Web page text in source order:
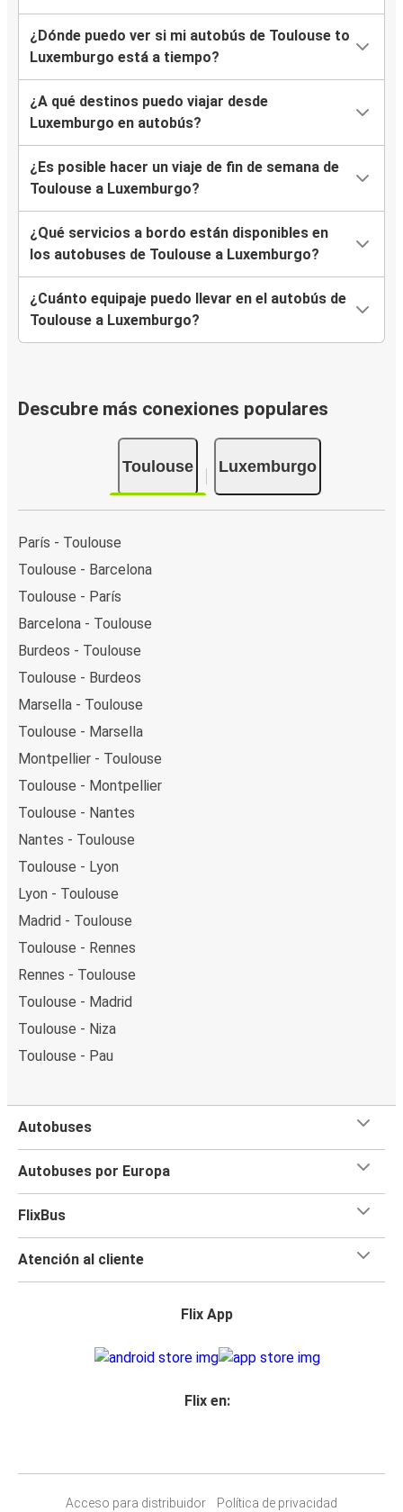
¿Dónde puedo ver si mi autobús de Toulouse to
Luxemburgo está a tiempo?
¿A qué destinos puedo viajar desde
Luxemburgo en autobús?
¿Es posible hacer un viaje de fin de semana de
Toulouse a Luxemburgo?
¿Qué servicios a bordo están disponibles en
los autobuses de Toulouse a Luxemburgo?
¿Cuánto equipaje puedo llevar en el autobús de
Toulouse a Luxemburgo?
Descubre más conexiones populares
Toulouse Luxemburgo
París - Toulouse
Toulouse - Barcelona
Toulouse - París
Barcelona - Toulouse
Burdeos - Toulouse
Toulouse - Burdeos
Marsella - Toulouse
Toulouse - Marsella
Montpellier - Toulouse
Toulouse - Montpellier
Toulouse - Nantes
Nantes - Toulouse
Toulouse - Lyon
Lyon - Toulouse
Madrid - Toulouse
Toulouse - Rennes
Rennes - Toulouse
Toulouse - Madrid
Toulouse - Niza
Toulouse - Pau
Autobuses
Autobuses por Europa
FlixBus
Atención al cliente
Flix App
Flix en:
Acceso para distribuidor Política de privacidad